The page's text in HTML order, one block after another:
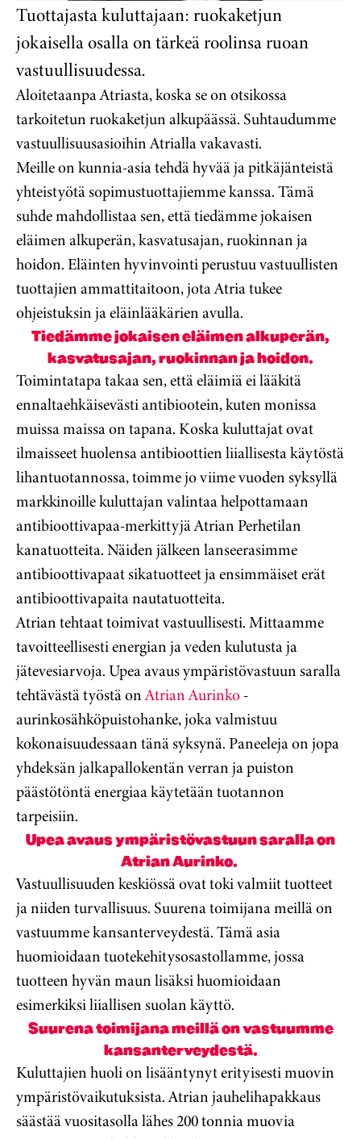
Tuottajasta kuluttajaan: ruokaketjun
jokaisella osalla on tärkeä roolinsa ruoan
vastuullisuudessa.
Aloitetaanpa Atriasta, koska se on otsikossa
tarkoitetun ruokaketjun alkupäässä. Suhtaudumme
vastuullisuusasioihin Atrialla vakavasti.
Meille on kunnia-asia tehdä hyvää ja pitkäjänteistä
yhteistyötä sopimustuottajiemme kanssa. Tämä
suhde mahdollistaa sen, että tiedämme jokaisen
eläimen alkuperän, kasvatusajan, ruokinnan ja
hoidon. Eläinten hyvinvointi perustuu vastuullisten
tuottajien ammattitaitoon, jota Atria tukee
ohjeistuksin ja eläinlääkärien avulla.
Tiedämme jokaisen eläimen alkuperän,
kasvatusajan, ruokinnan ja hoidon.
Toimintatapa takaa sen, että eläimiä ei lääkitä
ennaltaehkäisevästi antibiootein, kuten monissa
muissa maissa on tapana. Koska kuluttajat ovat
ilmaisseet huolensa antibioottien liiallisesta käytöstä
lihantuotannossa, toimme jo viime vuoden syksyllä
markkinoille kuluttajan valintaa helpottamaan
antibioottivapaa-merkittyjä Atrian Perhetilan
kanatuotteita. Näiden jälkeen lanseerasimme
antibioottivapaat sikatuotteet ja ensimmäiset erät
antibioottivapaita nautatuotteita.
Atrian tehtaat toimivat vastuullisesti. Mittaamme
tavoitteellisesti energian ja veden kulutusta ja
jätevesiarvoja. Upea avaus ympäristövastuun saralla
tehtävästä työstä onAtrian Aurinko-
aurinkosähköpuistohanke, joka valmistuu
kokonaisuudessaan tänä syksynä. Paneeleja on jopa
yhdeksän jalkapallokentän verran ja puiston
päästötöntä energiaa käytetään tuotannon
tarpeisiin.
Upea avaus ympäristövastuun saralla on
Atrian Aurinko.
Vastuullisuuden keskiössä ovat toki valmiit tuotteet
ja niiden turvallisuus. Suurena toimijana meillä on
vastuumme kansanterveydestä. Tämä asia
huomioidaan tuotekehitysosastollamme, jossa
tuotteen hyvän maun lisäksi huomioidaan
esimerkiksi liiallisen suolan käyttö.
Suurena toimijana meillä on vastuumme
kansanterveydestä.
Kuluttajien huoli on lisääntynyt erityisesti muovin
ympäristövaikutuksista. Atrian jauhelihapakkaus
säästää vuositasolla lähes 200 tonnia muovia